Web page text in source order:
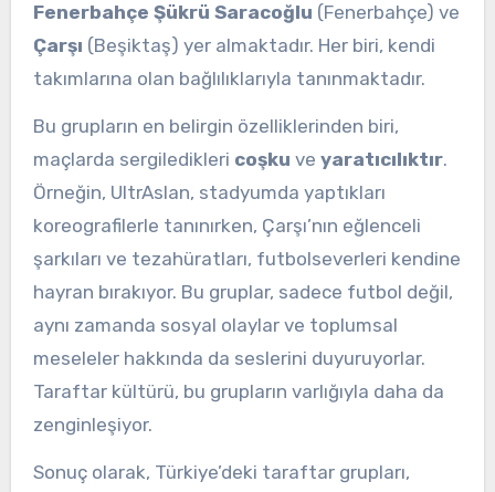
Fenerbahçe Şükrü Saracoğlu (Fenerbahçe) ve
Çarşı (Beşiktaş) yer almaktadır. Her biri, kendi
takımlarına olan bağlılıklarıyla tanınmaktadır.
Bu grupların en belirgin özelliklerinden biri,
maçlarda sergiledikleri coşku ve yaratıcılıktır.
Örneğin, UltrAslan, stadyumda yaptıkları
koreografilerle tanınırken, Çarşı’nın eğlenceli
şarkıları ve tezahüratları, futbolseverleri kendine
hayran bırakıyor. Bu gruplar, sadece futbol değil,
aynı zamanda sosyal olaylar ve toplumsal
meseleler hakkında da seslerini duyuruyorlar.
Taraftar kültürü, bu grupların varlığıyla daha da
zenginleşiyor.
Sonuç olarak, Türkiye’deki taraftar grupları,